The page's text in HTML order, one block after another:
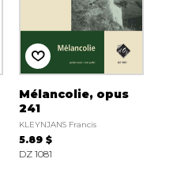
Mélancolie, opus
241
KLEYNJANS Francis
5.89 $
DZ 1081